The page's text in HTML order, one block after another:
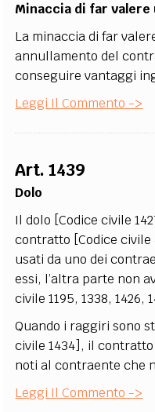
Minaccia di far
La minaccia di far
annullamento del
conseguire vantaggi
Leggi Il Commento ->
Art. 1439
Dolo
Il dolo [Codice civile
contratto [Codice
usati da uno dei
essi, l’altra parte non
civile 1195, 1338, 1426,
Quando i raggiri sono
civile 1434], il
noti al contraente che
Leggi Il Commento ->